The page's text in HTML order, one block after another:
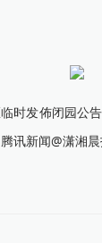
发佈闭园公告
讯新闻@潇湘